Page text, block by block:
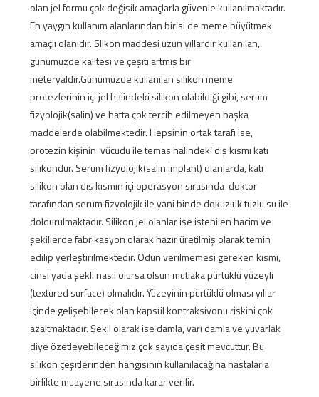
olan jel formu çok değişik amaçlarla güvenle kullanılmaktadır.
En yaygın kullanım alanlarından birisi de meme büyütmek
amaçlı olanıdır. Slikon maddesi uzun yıllardır kullanılan,
günümüzde kalitesi ve çeşiti artmış bir
meteryaldir.Günümüzde kullanılan silikon meme
protezlerinin içi jel halindeki silikon olabildiği gibi, serum
fizyolojik(salin) ve hatta çok tercih edilmeyen başka
maddelerde olabilmektedir. Hepsinin ortak tarafı ise,
protezin kişinin vücudu ile temas halindeki dış kısmı katı
silikondur. Serum fizyolojik(salin implant) olanlarda, katı
silikon olan dış kısmın içi operasyon sırasında doktor
tarafından serum fizyolojik ile yani binde dokuzluk tuzlu su ile
doldurulmaktadır. Silikon jel olanlar ise istenilen hacim ve
şekillerde fabrikasyon olarak hazır üretilmiş olarak temin
edilip yerleştirilmektedir. Ödün verilmemesi gereken kısmı,
cinsi yada şekli nasıl olursa olsun mutlaka pürtüklü yüzeyli
(textured surface) olmalıdır. Yüzeyinin pürtüklü olması yıllar
içinde gelişebilecek olan kapsül kontraksiyonu riskini çok
azaltmaktadır. Şekil olarak ise damla, yarı damla ve yuvarlak
diye özetleyebileceğimiz çok sayıda çeşit mevcuttur. Bu
silikon çeşitlerinden hangisinin kullanılacağına hastalarla
birlikte muayene sırasında karar verilir.